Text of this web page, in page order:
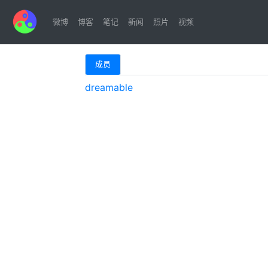
微博 博客 笔记 新闻 照片 视频
成员
dreamable